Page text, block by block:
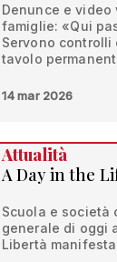
Denunce e video
famiglie: «Qui
Servono
tavolo
14 mar 2026
Attualità
A Day in the
Scuola e società
generale di oggi
Libertà